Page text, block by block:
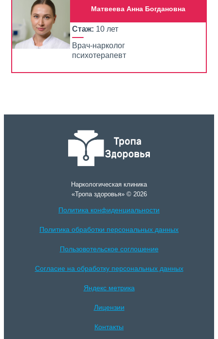
Матвеева Анна Богдановна
Стаж: 10 лет
Врач-нарколог
психотерапевт
Наркологическая клиника
«Тропа здоровья» © 2026
Политика конфиденциальности
Политика обработки персональных данных
Пользовотельское соглошение
Согласие на обработку персональных данных
Яндекс метрика
Лицензии
Контакты